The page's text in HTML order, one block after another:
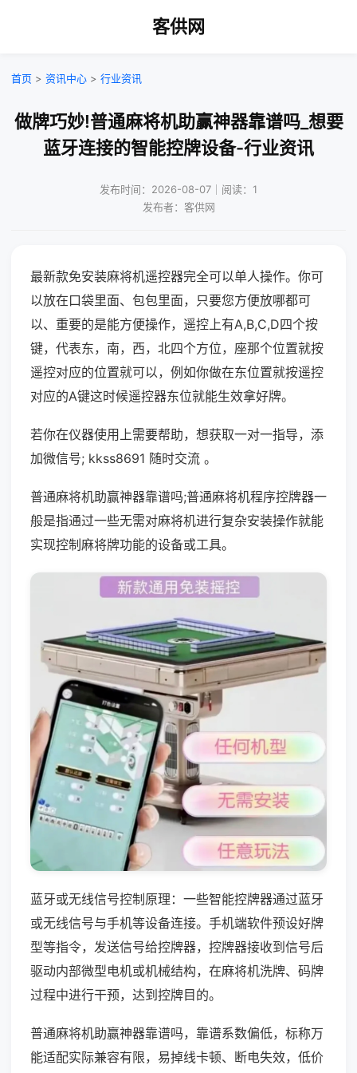
客供网
首页 > 资讯中心 > 行业资讯
做牌巧妙!普通麻将机助赢神器靠谱吗_想要
蓝牙连接的智能控牌设备-行业资讯
发布时间：2026-08-07｜阅读：1
发布者：客供网
最新款免安装麻将机遥控器完全可以单人操作。你可
以放在口袋里面、包包里面，只要您方便放哪都可
以、重要的是能方便操作，遥控上有A,B,C,D四个按
键，代表东，南，西，北四个方位，座那个位置就按
遥控对应的位置就可以，例如你做在东位置就按遥控
对应的A键这时候遥控器东位就能生效拿好牌。
若你在仪器使用上需要帮助，想获取一对一指导，添
加微信号; kkss8691 随时交流 。
普通麻将机助赢神器靠谱吗;普通麻将机程序控牌器一
般是指通过一些无需对麻将机进行复杂安装操作就能
实现控制麻将牌功能的设备或工具。
蓝牙或无线信号控制原理：一些智能控牌器通过蓝牙
或无线信号与手机等设备连接。手机端软件预设好牌
型等指令，发送信号给控牌器，控牌器接收到信号后
驱动内部微型电机或机械结构，在麻将机洗牌、码牌
过程中进行干预，达到控牌目的。
普通麻将机助赢神器靠谱吗，靠谱系数偏低，标称万
能适配实际兼容有限，易掉线卡顿、断电失效，低价